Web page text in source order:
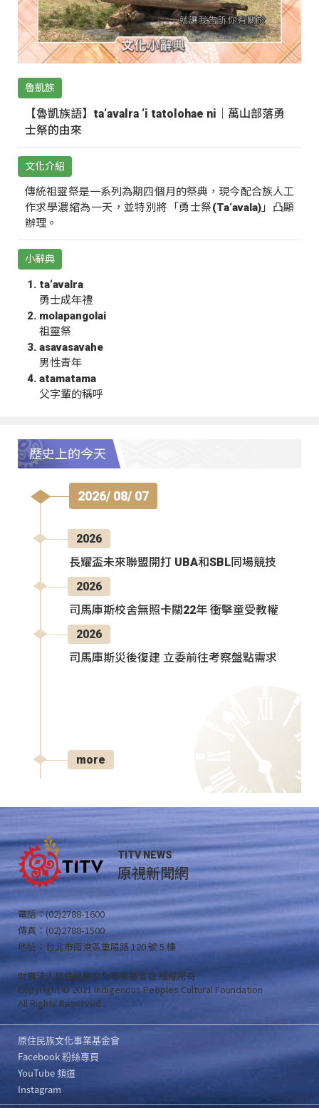
魯凱族
【魯凱族語】ta‘avalra ‘i tatolohae ni｜萬山部落勇
士祭的由來
文化介紹
傳統祖靈祭是一系列為期四個月的祭典，現今配合族人工
作求學濃縮為一天，並特別將「勇士祭(Ta‘avala)」凸顯
辦理。
小辭典
ta‘avalra
勇士成年禮
molapangolai
祖靈祭
asavasavahe
男性青年
atamatama
父字輩的稱呼
歷史上的今天
2026/ 08/ 07
2026
長耀盃未來聯盟開打 UBA和SBL同場競技
2026
司馬庫斯校舍無照卡關22年 衝擊童受教權
2026
司馬庫斯災後復建 立委前往考察盤點需求
more
TITV NEWS
原視新聞網
電話：(02)2788-1600
傳真：(02)2788-1500
地址：台北市南港區重陽路 120 號 5 樓
財團法人原住民族文化事業基金會 版權所有
Copyright © 2021 Indigenous Peoples Cultural Foundation
All Rights Reserved .
原住民族文化事業基金會
Facebook 粉絲專頁
YouTube 頻道
Instagram